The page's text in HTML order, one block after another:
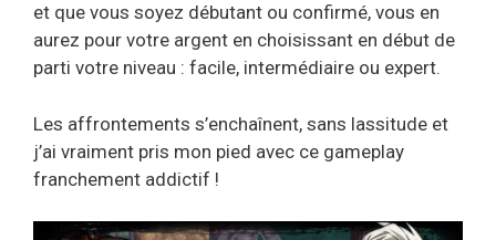
et que vous soyez débutant ou confirmé, vous en
aurez pour votre argent en choisissant en début de
parti votre niveau : facile, intermédiaire ou expert.
Les affrontements s’enchaînent, sans lassitude et
j’ai vraiment pris mon pied avec ce gameplay
franchement addictif !